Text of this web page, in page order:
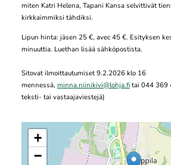
miten Katri Helena, Tapani Kansa selvittivät
kirkkaimmiksi tähdiksi.
Lipun hinta: jäsen 25 €, avec 45 €. Esityksen
minuuttia. Luethan lisää sähköpostista.
Sitovat ilmoittautumiset 9.2.2026 klo 16
mennessä, minna.niinikivi@lohja.fitai 044 369
teksti- tai vastaajaviestejä)
+
−